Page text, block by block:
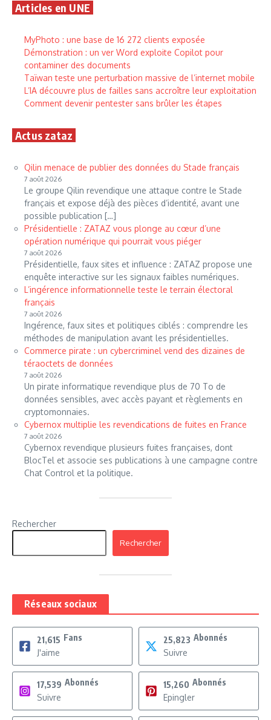
Articles en UNE
MyPhoto : une base de 16 272 clients exposée
Démonstration : un ver Word exploite Copilot pour
contaminer des documents
Taïwan teste une perturbation massive de l’internet mobile
L’IA découvre plus de failles sans accroître leur exploitation
Comment devenir pentester sans brûler les étapes
Actus zataz
Qilin menace de publier des données du Stade français
7 août 2026
Le groupe Qilin revendique une attaque contre le Stade
français et expose déjà des pièces d’identité, avant une
possible publication […]
Présidentielle : ZATAZ vous plonge au cœur d’une
opération numérique qui pourrait vous piéger
7 août 2026
Présidentielle, faux sites et influence : ZATAZ propose une
enquête interactive sur les signaux faibles numériques.
L’ingérence informationnelle teste le terrain électoral
français
7 août 2026
Ingérence, faux sites et politiques ciblés : comprendre les
méthodes de manipulation avant les présidentielles.
Commerce pirate : un cybercriminel vend des dizaines de
téraoctets de données
7 août 2026
Un pirate informatique revendique plus de 70 To de
données sensibles, avec accès payant et règlements en
cryptomonnaies.
Cybernox multiplie les revendications de fuites en France
7 août 2026
Cybernox revendique plusieurs fuites françaises, dont
BlocTel et associe ses publications à une campagne contre
Chat Control et la politique.
Rechercher
Rechercher
Réseaux sociaux
21,615 Fans
J'aime
25,823 Abonnés
Suivre
17,539 Abonnés
Suivre
15,260 Abonnés
Epingler